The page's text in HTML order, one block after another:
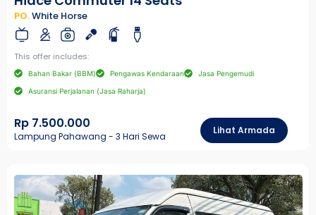
PO.White Horse
This offer includes:
Bahan Bakar (BBM) Pengawas Kendaraan Jasa Pengemudi
Asuransi Perjalanan (Jasa Raharja)
Rp 7.500.000
Lampung Pahawang - 3 Hari Sewa
Lihat Armada